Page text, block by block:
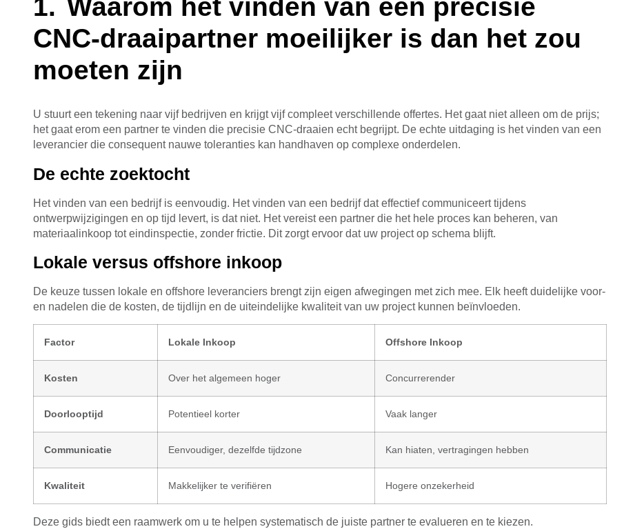
Waarom het vinden van een precisie
CNC-draaipartner moeilijker is dan het zou
moeten zijn
U stuurt een tekening naar vijf bedrijven en krijgt vijf compleet verschillende offertes. Het gaat niet alleen om de prijs;
het gaat erom een partner te vinden die precisie CNC-draaien echt begrijpt. De echte uitdaging is het vinden van een
leverancier die consequent nauwe toleranties kan handhaven op complexe onderdelen.
De echte zoektocht
Het vinden van een bedrijf is eenvoudig. Het vinden van een bedrijf dat effectief communiceert tijdens
ontwerpwijzigingen en op tijd levert, is dat niet. Het vereist een partner die het hele proces kan beheren, van
materiaalinkoop tot eindinspectie, zonder frictie. Dit zorgt ervoor dat uw project op schema blijft.
Lokale versus offshore inkoop
De keuze tussen lokale en offshore leveranciers brengt zijn eigen afwegingen met zich mee. Elk heeft duidelijke voor-
en nadelen die de kosten, de tijdlijn en de uiteindelijke kwaliteit van uw project kunnen beïnvloeden.
Factor Lokale Inkoop Offshore Inkoop
Kosten Over het algemeen hoger Concurrerender
Doorlooptijd Potentieel korter Vaak langer
Communicatie Eenvoudiger, dezelfde tijdzone Kan hiaten, vertragingen hebben
Kwaliteit Makkelijker te verifiëren Hogere onzekerheid
Deze gids biedt een raamwerk om u te helpen systematisch de juiste partner te evalueren en te kiezen.